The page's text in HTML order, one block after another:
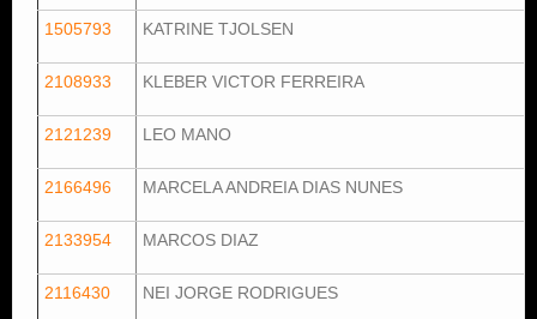
1505793 KATRINE TJOLSEN
2108933 KLEBER VICTOR FERREIRA
2121239 LEO MANO
2166496 MARCELA ANDREIA DIAS NUNES
2133954 MARCOS DIAZ
2116430 NEI JORGE RODRIGUES